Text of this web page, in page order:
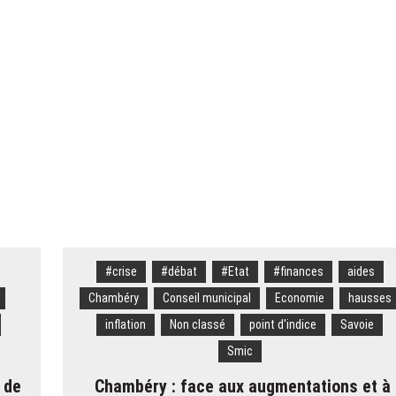
#crise #débat #Etat #finances
aides
Chambéry
Conseil municipal Economie
hausses
inflation
Non classé point d'indice
Savoie
Smic
Chambéry : face aux augmentations et à